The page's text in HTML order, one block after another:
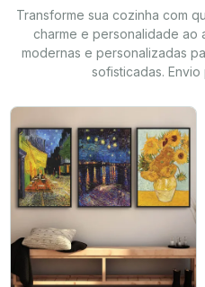
Transforme sua cozinha com
charme e personalidade ao
modernas e personalizadas
sofisticadas.